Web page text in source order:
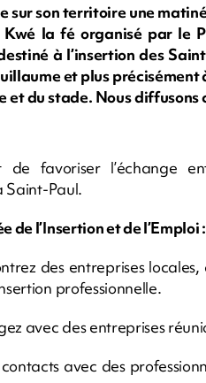
sur son territoire une
la fé organisé par le
à l’insertion des
et plus
et du stade. Nous
favoriser l’échange
Saint-Paul.
de l’Insertion et de l’Emploi :
des entreprises
professionnelle.
avec des entreprises
avec des